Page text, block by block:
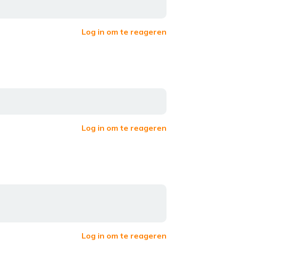
Log in om te reageren
Log in om te reageren
Log in om te reageren